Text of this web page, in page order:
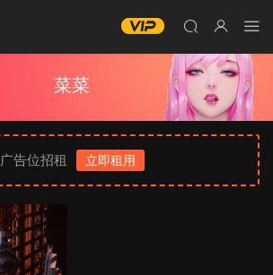
菜菜
广告位招租 立即租用